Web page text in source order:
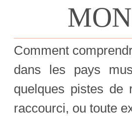
Comment
dans les pays
quelques pistes de
raccourci, ou toute